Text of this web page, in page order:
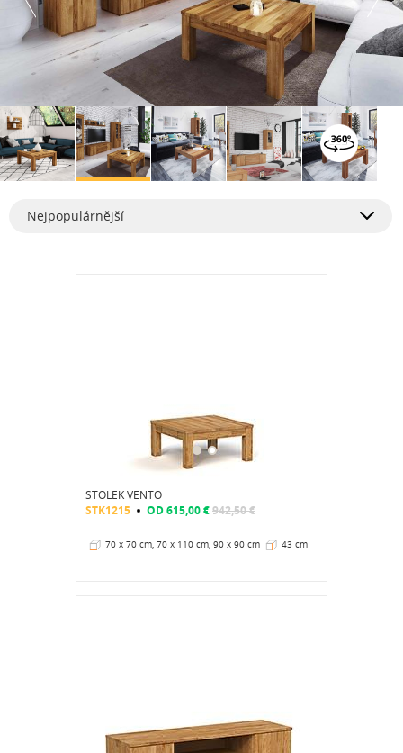
Nejpopulárnější
STOLEK VENTO
STK1215 OD615,00 €942,50 €
70 x 70 cm, 70 x 110 cm, 90 x 90 cm 43 cm